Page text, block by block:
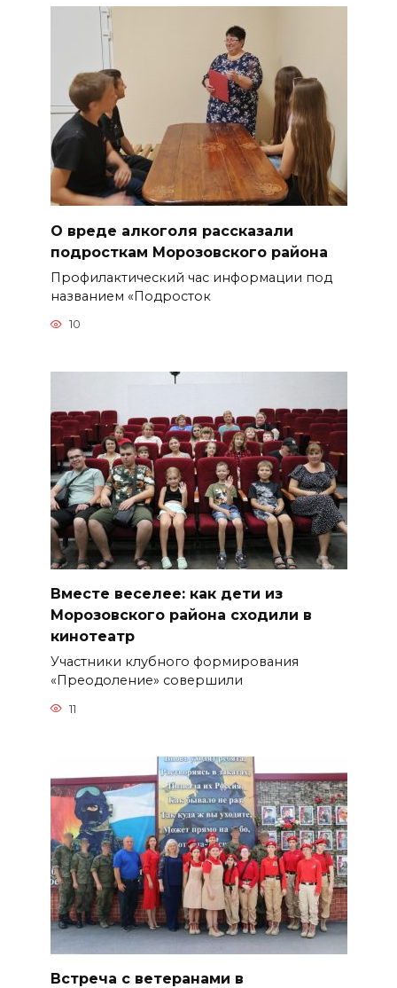
О вреде алкоголя рассказали
подросткам Морозовского района
Профилактический час информации под
названием «Подросток
10
Вместе веселее: как дети из
Морозовского района сходили в
кинотеатр
Участники клубного формирования
«Преодоление» совершили
11
Встреча с ветеранами в